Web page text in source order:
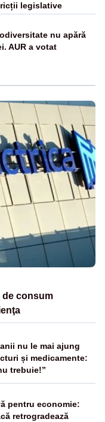
legislative
nu apără
AUR a votat
de consum
nu le mai ajung
și medicamente:
trebuie!”
pentru economie:
retrogradează